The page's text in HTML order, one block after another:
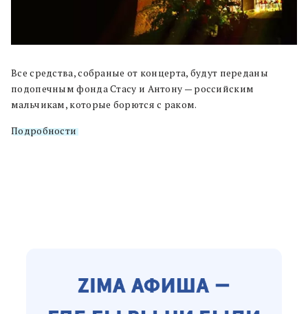
Все средства, собраные от концерта, будут переданы
подопечным фонда Стасу и Антону — российским
мальчикам, которые борются с раком.
Подробности